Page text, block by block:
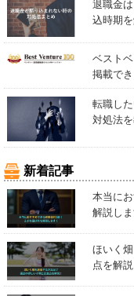
退職金
込時期
ベスト
掲載で
転職し
対処法
新着記事
本当に
解説しま
ほいく
点を解説